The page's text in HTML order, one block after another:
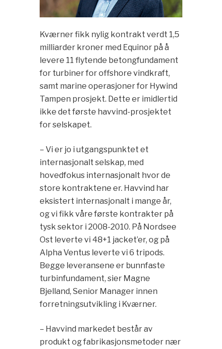
Kværner fikk nylig kontrakt verdt 1,5
milliarder kroner med Equinor på å
levere 11 flytende betongfundament
for turbiner for offshore vindkraft,
samt marine operasjoner for Hywind
Tampen prosjekt. Dette er imidlertid
ikke det første havvind-prosjektet
for selskapet.
– Vi er jo i utgangspunktet et
internasjonalt selskap, med
hovedfokus internasjonalt hvor de
store kontraktene er. Havvind har
eksistert internasjonalt i mange år,
og vi fikk våre første kontrakter på
tysk sektor i 2008-2010. På Nordsee
Ost leverte vi 48+1 jacket’er, og på
Alpha Ventus leverte vi 6 tripods.
Begge leveransene er bunnfaste
turbinfundament, sier Magne
Bjelland, Senior Manager innen
forretningsutvikling i Kværner.
– Havvind markedet består av
produkt og fabrikasjonsmetoder nær